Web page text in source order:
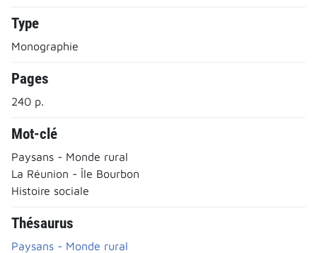
Type
Monographie
Pages
240 p.
Mot-clé
Paysans - Monde rural
La Réunion - Île Bourbon
Histoire sociale
Thésaurus
Paysans - Monde rural